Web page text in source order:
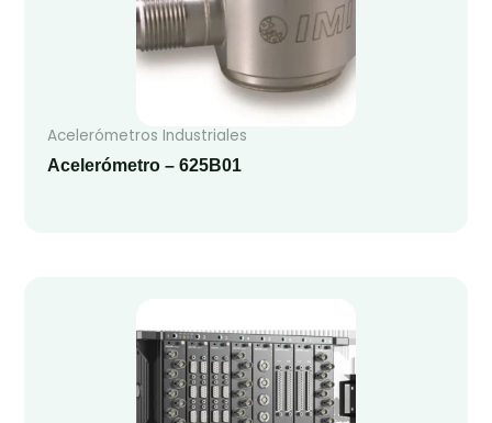
Acelerómetros Industriales
Acelerómetro – 625B01